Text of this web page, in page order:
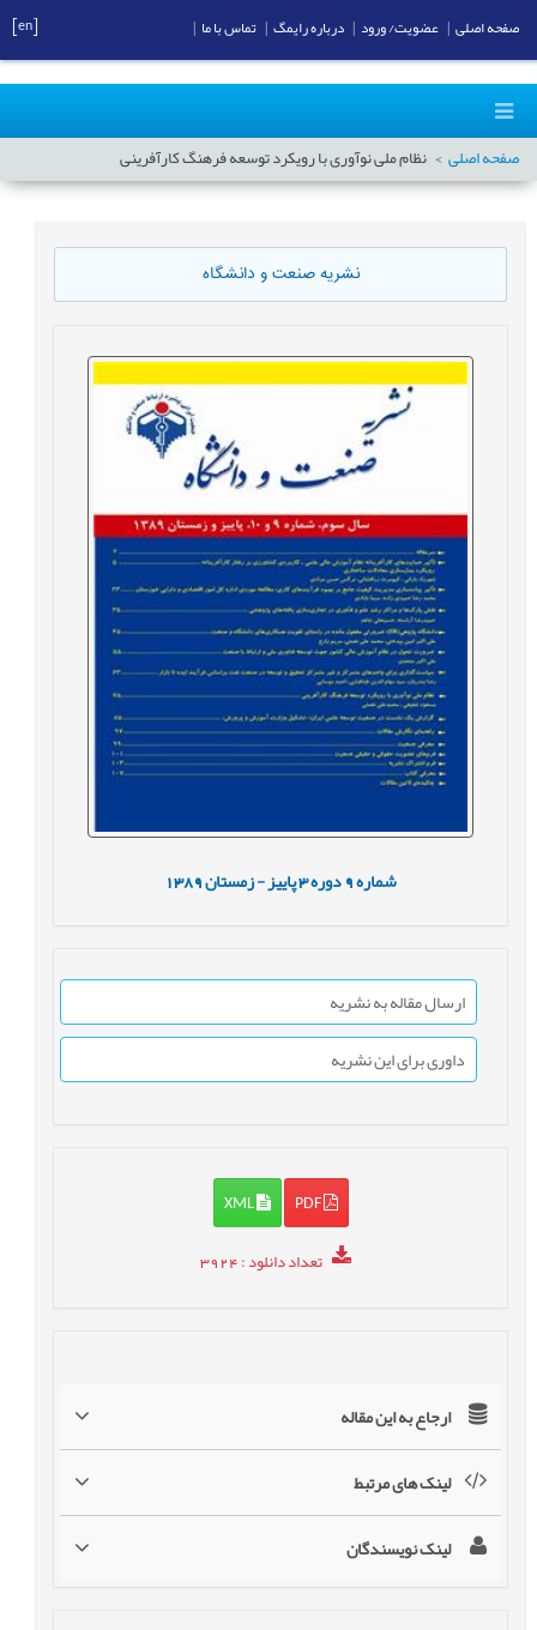
صفحه اصلی نظام ملی نوآوری با رويکرد توسعه فرهنگ کارآفرينی
نشریه صنعت و دانشگاه
شماره9 دوره3 پاییز - زمستان1389
ارسال مقاله به نشریه
داوری برای این نشریه
PDF
XML
تعداد دانلود: 3924
ارجاع به این مقاله
لینک های مرتبط
لینک نویسندگان
صفحه اصلی عضویت/ ورود درباره رایمگ تماس با ما